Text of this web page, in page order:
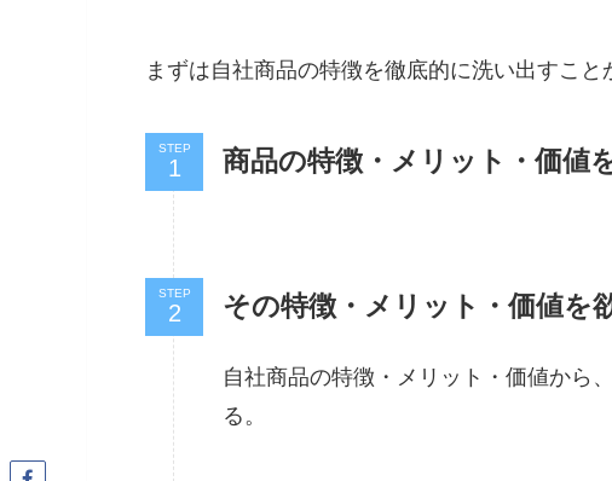
まずは自社商品の特徴を徹底的に洗い出すこと
STEP 商品の特徴・メリット・価値
STEP その特徴・メリット・価値を
自社商品の特徴・メリット・価値から
る。